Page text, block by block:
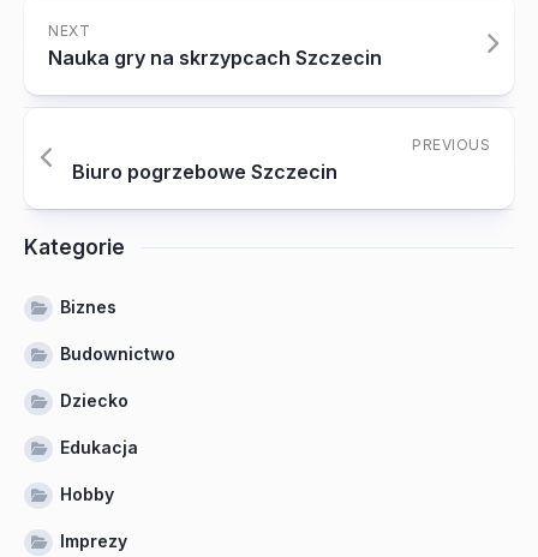
NEXT
Nauka gry na skrzypcach Szczecin
PREVIOUS
Biuro pogrzebowe Szczecin
Kategorie
Biznes
Budownictwo
Dziecko
Edukacja
Hobby
Imprezy